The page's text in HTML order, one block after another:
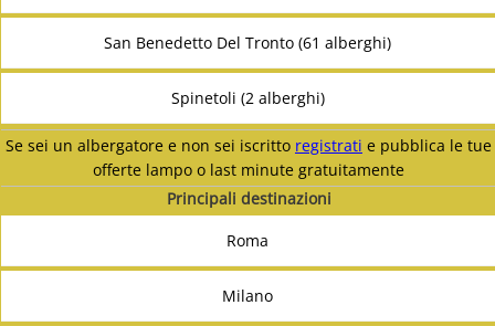
San Benedetto Del Tronto (61 alberghi)
Spinetoli (2 alberghi)
Se sei un albergatore e non sei iscritto registrati e pubblica le tue
offerte lampo o last minute gratuitamente
Principali destinazioni
Roma
Milano